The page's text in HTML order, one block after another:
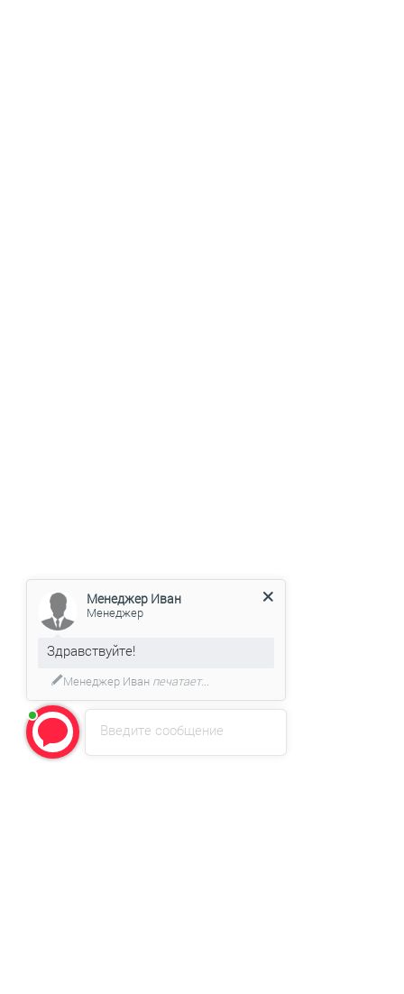
Введите сообщение
Менеджер Иван
Менеджер
Здравствуйте!
Менеджер Иван печатает...